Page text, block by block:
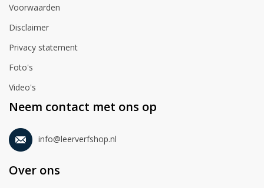
Voorwaarden
Disclaimer
Privacy statement
Foto's
Video's
Neem contact met ons op
info@leerverfshop.nl
Over ons